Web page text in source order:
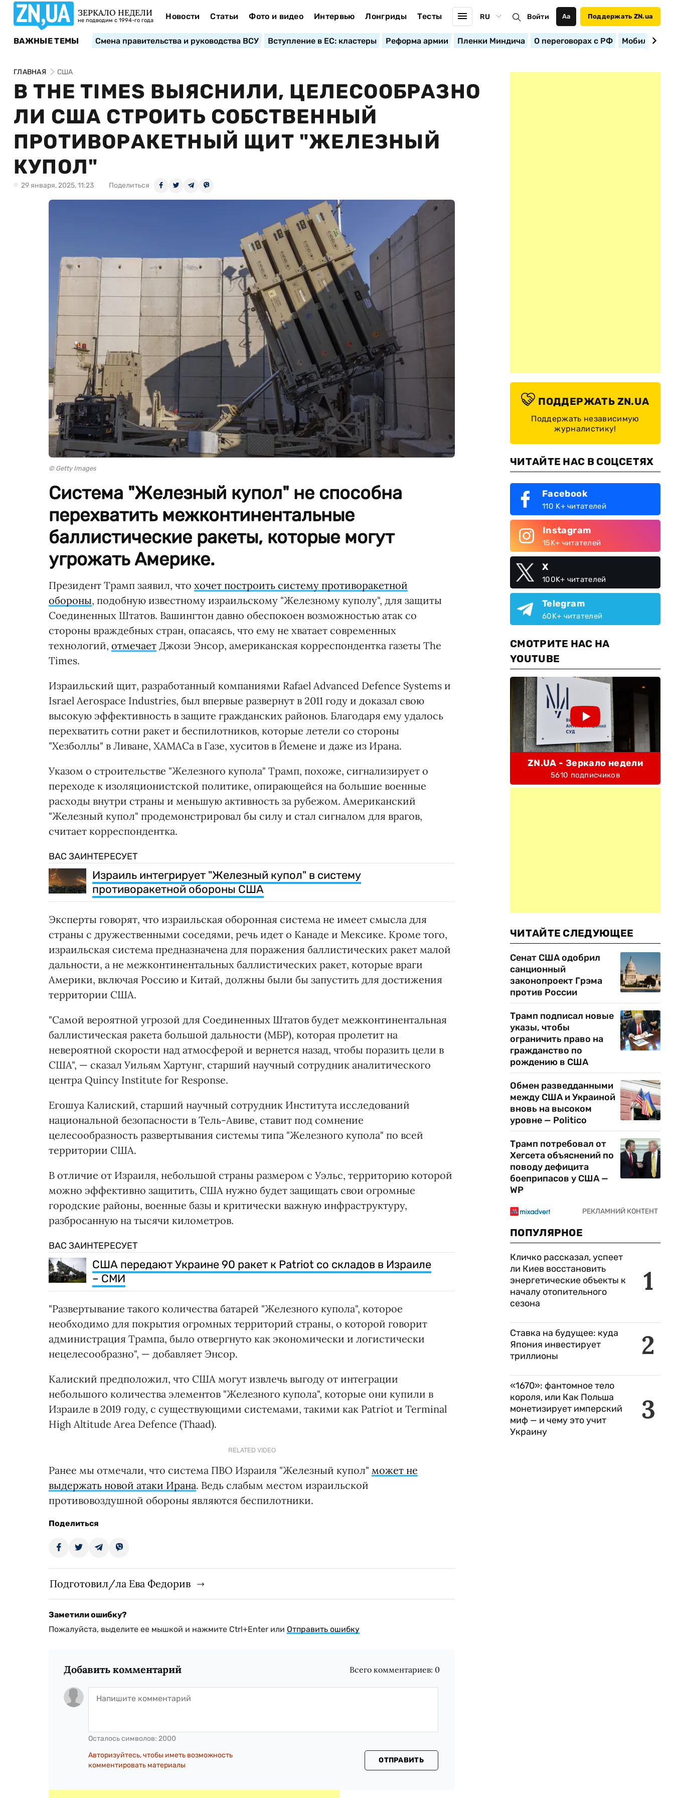
ЗЕРКАЛО НЕДЕЛИ
не подводим с 1994-го года Новости Статьи Фото и видео Интервью Лонгриды Тесты RU Войти Аа Поддержать ZN.ua
ВАЖНЫЕ ТЕМЫ Смена правительства и руководства ВСУ Вступление в ЕС: кластеры Реформа армии Пленки Миндича О переговорах с РФ
ГЛАВНАЯ США
В THE TIMES ВЫЯСНИЛИ, ЦЕЛЕСООБРАЗНО
ЛИ США СТРОИТЬ СОБСТВЕННЫЙ
ПРОТИВОРАКЕТНЫЙ ЩИТ "ЖЕЛЕЗНЫЙ
КУПОЛ"
29 января, 2025, 11:23 Поделиться
© Getty Images
Система "Железный купол" не способна
перехватить межконтинентальные
баллистические ракеты, которые могут
угрожать Америке.
Президент Трамп заявил, что хочет построить систему противоракетной
обороны, подобную известному израильскому "Железному куполу", для защиты
Соединенных Штатов. Вашингтон давно обеспокоен возможностью атак со
стороны враждебных стран, опасаясь, что ему не хватает современных
технологий, отмечает Джози Энсор, американская корреспондентка газеты The
Times.
Израильский щит, разработанный компаниями Rafael Advanced Defence Systems и
Israel Aerospace Industries, был впервые развернут в 2011 году и доказал свою
высокую эффективность в защите гражданских районов. Благодаря ему удалось
перехватить сотни ракет и беспилотников, которые летели со стороны
"Хезболлы" в Ливане, ХАМАСа в Газе, хуситов в Йемене и даже из Ирана.
Указом о строительстве "Железного купола" Трамп, похоже, сигнализирует о
переходе к изоляционистской политике, опирающейся на большие военные
расходы внутри страны и меньшую активность за рубежом. Американский
"Железный купол" продемонстрировал бы силу и стал сигналом для врагов,
считает корреспондентка.
ВАС ЗАИНТЕРЕСУЕТ
Израиль интегрирует "Железный купол" в систему
противоракетной обороны США
Эксперты говорят, что израильская оборонная система не имеет смысла для
страны с дружественными соседями, речь идет о Канаде и Мексике. Кроме того,
израильская система предназначена для поражения баллистических ракет малой
дальности, а не межконтинентальных баллистических ракет, которые враги
Америки, включая Россию и Китай, должны были бы запустить для достижения
территории США.
"Самой вероятной угрозой для Соединенных Штатов будет межконтинентальная
баллистическая ракета большой дальности (МБР), которая пролетит на
невероятной скорости над атмосферой и вернется назад, чтобы поразить цели в
США", — сказал Уильям Хартунг, старший научный сотрудник аналитического
центра Quincy Institute for Response.
Егошуа Калиский, старший научный сотрудник Института исследований
национальной безопасности в Тель-Авиве, ставит под сомнение
целесообразность развертывания системы типа "Железного купола" по всей
территории США.
В отличие от Израиля, небольшой страны размером с Уэльс, территорию которой
можно эффективно защитить, США нужно будет защищать свои огромные
городские районы, военные базы и критически важную инфраструктуру,
разбросанную на тысячи километров.
ВАС ЗАИНТЕРЕСУЕТ
США передают Украине 90 ракет к Patriot со складов в Израиле
– СМИ
"Развертывание такого количества батарей "Железного купола", которое
необходимо для покрытия огромных территорий страны, о которой говорит
администрация Трампа, было отвергнуто как экономически и логистически
нецелесообразно", — добавляет Энсор.
Калиский предположил, что США могут извлечь выгоду от интеграции
небольшого количества элементов "Железного купола", которые они купили в
Израиле в 2019 году, с существующими системами, такими как Patriot и Terminal
High Altitude Area Defence (Thaad).
RELATED VIDEO
Ранее мы отмечали, что система ПВО Израиля "Железный купол" может не
выдержать новой атаки Ирана. Ведь слабым местом израильской
противовоздушной обороны являются беспилотники.
Поделиться
Подготовил/ла Ева Федорив
Заметили ошибку?
Пожалуйста, выделите ее мышкой и нажмите Ctrl+Enter или Отправить ошибку
Добавить комментарий Всего комментариев: 0
Осталось символов: 2000
Авторизуйтесь, чтобы иметь возможность
комментировать материалы
ОТПРАВИТЬ
ПОДДЕРЖАТЬ ZN.UA
Поддержать независимую
журналистику!
ЧИТАЙТЕ НАС В СОЦСЕТЯХ
Facebook
110 K+ читателей
Instagram
15K+ читателей
X
100K+ читателей
Telegram
60K+ читателей
СМОТРИТЕ НАС НА
YOUTUBE
ZN.UA - Зеркало недели
5610 подписчиков
ЧИТАЙТЕ СЛЕДУЮЩЕЕ
Сенат США одобрил
санционный
законопроект Грэма
против России
Трамп подписал новые
указы, чтобы
ограничить право на
гражданство по
рождению в США
Обмен разведданными
между США и Украиной
вновь на высоком
уровне — Politico
Трамп потребовал от
Хегсета объяснений по
поводу дефицита
боеприпасов у США —
WP
ПОПУЛЯРНОЕ
1
Кличко рассказал, успеет
ли Киев восстановить
энергетические объекты к
началу отопительного
сезона
2
Ставка на будущее: куда
Япония инвестирует
триллионы
3
«1670»: фантомное тело
короля, или Как Польша
монетизирует имперский
миф — и чему это учит
Украину